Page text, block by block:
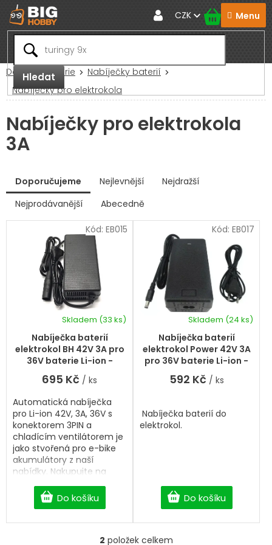
Přejít
na
obsah
Hledat
CZK
Domů Baterie
Nabíječky baterií
Nabíječky pro elektrokola
Nabíječky pro elektrokola
3A
a
Doporučujeme Nejlevnější
Nejdražší
Nejprodávanější
Abecedně
ý
i
Nabíječka baterií
elektrokol BH 42V 3A pro
36V baterie Li-ion -
konektor 3PIN
hodnocení
produktu
hvězdiček.
Skladem (33 ks)
695 Kč / ks
Do košíku
Automatická nabíječka
pro Li-ion 42V, 3A, 36V s
konektorem 3PIN a
chladícím ventilátorem je
jako stvořená pro e-bike
akumulátory z naší
nabídky. Nakupujte na
zdarma od 2 500 Kč.
Kód: EB015
Nabíječka baterií
elektrokol Power 42V 3A
pro 36V baterie Li-ion -
konektor jack
hodnocení
produktu
je
5,0
Skladem (24 ks)
592 Kč / ks
Do košíku
Nabíječka baterií do
elektrokol.
Kód: EB017
2 položek celkem